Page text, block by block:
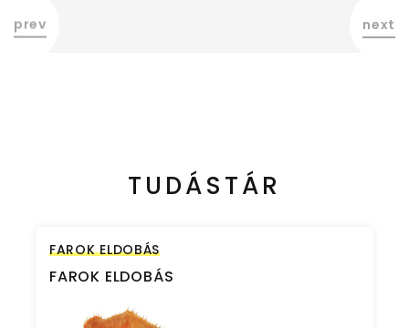
TUDÁSTÁR
FAROK ELDOBÁS
FAROK ELDOBÁS